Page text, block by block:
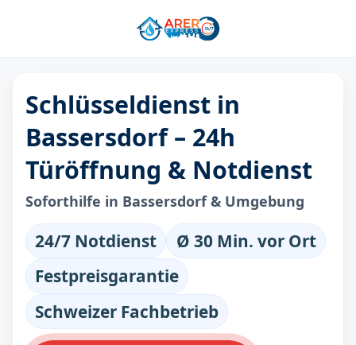
Schlüsseldienst in
Bassersdorf – 24h
Türöffnung & Notdienst
Soforthilfe in Bassersdorf & Umgebung
24/7 Notdienst
Ø 30 Min. vor Ort
Festpreisgarantie
Schweizer Fachbetrieb